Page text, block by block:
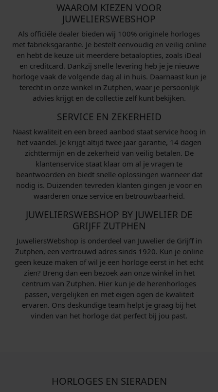
WAAROM KIEZEN VOOR
JUWELIERSWEBSHOP
Als officiële dealer bieden wij 100% originele horloges
met fabrieksgarantie. Je bestelt eenvoudig en veilig online
en hebt de keuze uit meerdere betaalopties, zoals iDeal
en creditcard. Dankzij snelle levering heb je je nieuwe
horloge vaak de volgende dag al in huis. Daarnaast kun je
terecht in onze winkel in Zutphen, waar je persoonlijk
advies krijgt en de collectie zelf kunt bekijken.
SERVICE EN ZEKERHEID
Naast kwaliteit en een breed aanbod staat service hoog in
het vaandel. Je krijgt altijd twee jaar garantie, 14 dagen
zichttermijn en de zekerheid van veilig betalen. De
klantenservice staat klaar om al je vragen te
beantwoorden en biedt snelle oplossingen wanneer dat
nodig is. Duizenden tevreden klanten gingen je voor en
waarderen onze service en betrouwbaarheid.
JUWELIERSWEBSHOP BY JUWELIER DE
GRIJFF ZUTPHEN
JuweliersWebshop is onderdeel van Juwelier de Grijff in
Zutphen, een vertrouwd adres sinds 1920. Kun je online
geen keuze maken of wil je een horloge eerst in het echt
zien? Breng dan een bezoek aan onze winkel in het
centrum van Zutphen. Hier kun je de herenhorloges
passen, vergelijken en met eigen ogen de kwaliteit
ervaren. Ons deskundige team helpt je graag bij het
vinden van het horloge dat perfect bij jou past.
HORLOGES EN SIERADEN